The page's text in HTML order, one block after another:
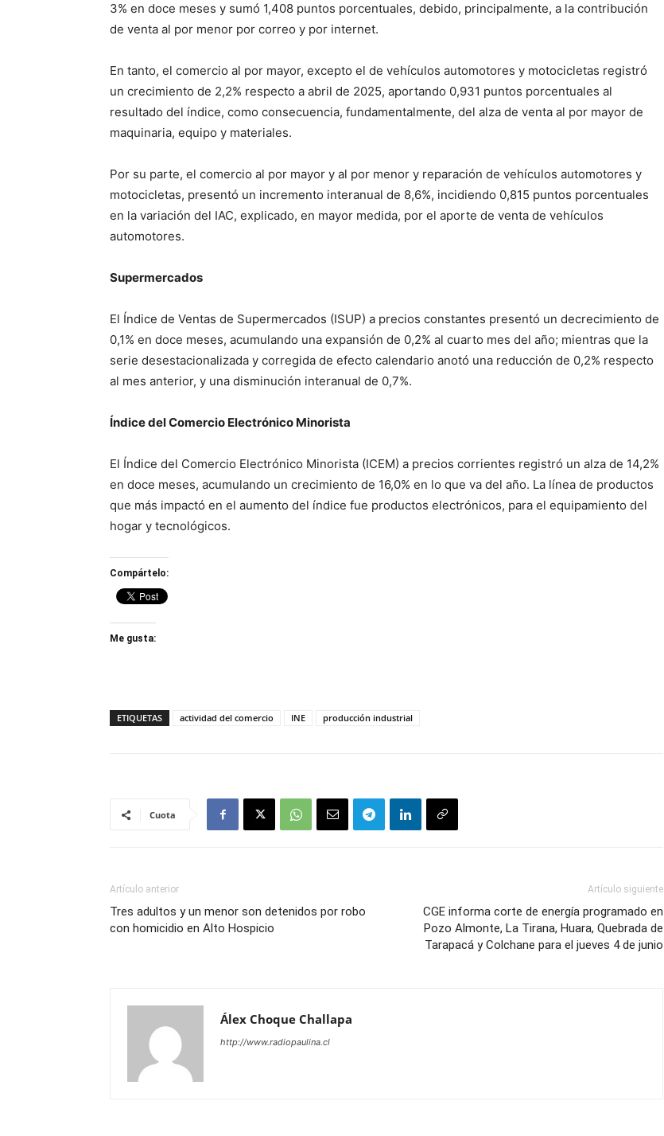
3% en doce meses y sumó 1,408 puntos porcentuales, debido, principalmente, a la contribución
de venta al por menor por correo y por internet.
En tanto, el comercio al por mayor, excepto el de vehículos automotores y motocicletas registró
un crecimiento de 2,2% respecto a abril de 2025, aportando 0,931 puntos porcentuales al
resultado del índice, como consecuencia, fundamentalmente, del alza de venta al por mayor de
maquinaria, equipo y materiales.
Por su parte, el comercio al por mayor y al por menor y reparación de vehículos automotores y
motocicletas, presentó un incremento interanual de 8,6%, incidiendo 0,815 puntos porcentuales
en la variación del IAC, explicado, en mayor medida, por el aporte de venta de vehículos
automotores.
Supermercados
El Índice de Ventas de Supermercados (ISUP) a precios constantes presentó un decrecimiento de
0,1% en doce meses, acumulando una expansión de 0,2% al cuarto mes del año; mientras que la
serie desestacionalizada y corregida de efecto calendario anotó una reducción de 0,2% respecto
al mes anterior, y una disminución interanual de 0,7%.
Índice del Comercio Electrónico Minorista
El Índice del Comercio Electrónico Minorista (ICEM) a precios corrientes registró un alza de 14,2%
en doce meses, acumulando un crecimiento de 16,0% en lo que va del año. La línea de productos
que más impactó en el aumento del índice fue productos electrónicos, para el equipamiento del
hogar y tecnológicos.
Compártelo:
Me gusta:
ETIQUETAS actividad del comercio INE producción industrial
Cuota
Artículo anterior
Tres adultos y un menor son detenidos por robo
con homicidio en Alto Hospicio
Artículo siguiente
CGE informa corte de energía programado en
Pozo Almonte, La Tirana, Huara, Quebrada de
Tarapacá y Colchane para el jueves 4 de junio
Álex Choque Challapa
http://www.radiopaulina.cl